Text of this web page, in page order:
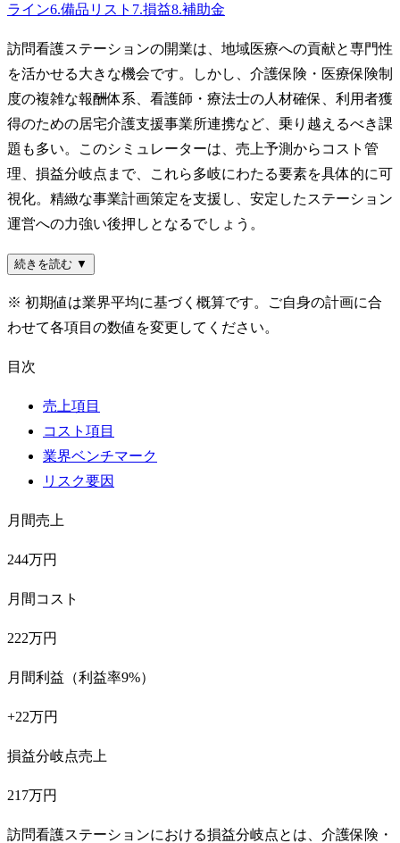
ライン6.備品リスト 7.損益8.補助金
訪問看護ステーションの開業は、地域医療への貢献と専門性
を活かせる大きな機会です。しかし、介護保険・医療保険制
度の複雑な報酬体系、看護師・療法士の人材確保、利用者獲
得のための居宅介護支援事業所連携など、乗り越えるべき課
題も多い。このシミュレーターは、売上予測からコスト管
理、損益分岐点まで、これら多岐にわたる要素を具体的に可
視化。精緻な事業計画策定を支援し、安定したステーション
運営への力強い後押しとなるでしょう。
続きを読む ▼
※ 初期値は業界平均に基づく概算です。ご自身の計画に合
わせて各項目の数値を変更してください。
目次
売上項目
コスト項目
業界ベンチマーク
リスク要因
月間売上
244万円
月間コスト
222万円
月間利益（利益率9%）
+22万円
損益分岐点売上
217万円
訪問看護ステーションにおける損益分岐点とは、介護保険・